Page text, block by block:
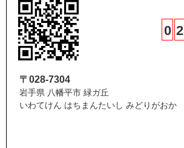
0 2
〒028-7304
岩手県 八幡平市 緑ガ丘
いわてけん はちまんたいし みどりがおか